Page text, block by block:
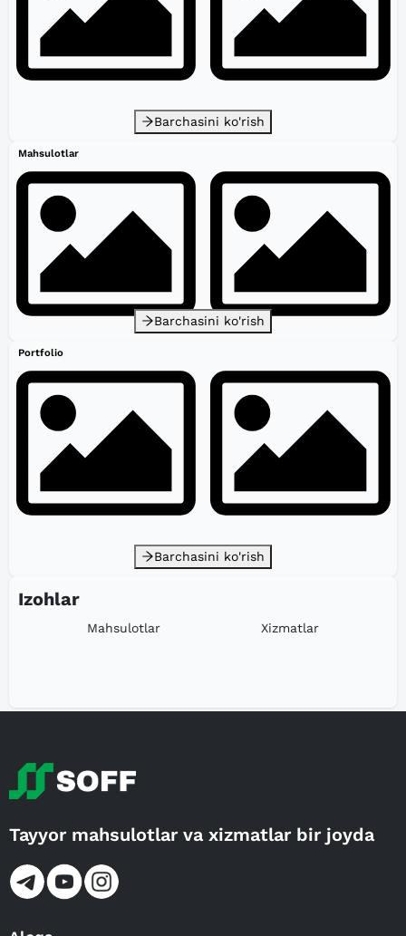
Barchasini ko'rish
Mahsulotlar
Barchasini ko'rish
Portfolio
Barchasini ko'rish
Izohlar
Mahsulotlar Xizmatlar
Tayyor mahsulotlar va xizmatlar bir joyda